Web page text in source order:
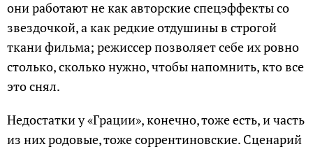
они работают не как авторские спецэффекты со
звездочкой, а как редкие отдушины в строгой
ткани фильма; режиссер позволяет себе их ровно
столько, сколько нужно, чтобы напомнить, кто все
это снял.
Недостатки у «Грации», конечно, тоже есть, и часть
из них родовые, тоже соррентиновские. Сценарий